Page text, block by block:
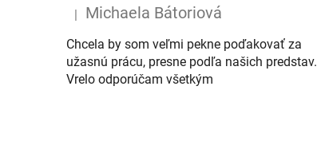
The product rating is 5 out of 5 stars.
Michaela Bátoriová
Chcela by som veľmi pekne poďakovať za
užasnú prácu, presne podľa našich predstav.
Vrelo odporúčam všetkým